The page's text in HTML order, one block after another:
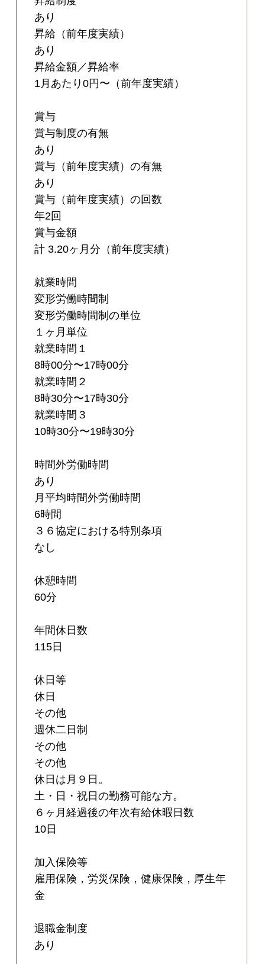
あり
昇給（前年度実績）
あり
昇給金額／昇給率
1月あたり0円〜（前年度実績）
賞与
賞与制度の有無
あり
賞与（前年度実績）の有無
あり
賞与（前年度実績）の回数
年2回
賞与金額
計 3.20ヶ月分（前年度実績）
就業時間
変形労働時間制
変形労働時間制の単位
１ヶ月単位
就業時間１
8時00分〜17時00分
就業時間２
8時30分〜17時30分
就業時間３
10時30分〜19時30分
時間外労働時間
あり
月平均時間外労働時間
6時間
３６協定における特別条項
なし
休憩時間
60分
年間休日数
115日
休日等
休日
その他
週休二日制
その他
その他
休日は月９日。
土・日・祝日の勤務可能な方。
６ヶ月経過後の年次有給休暇日数
10日
加入保険等
雇用保険，労災保険，健康保険，厚生年
金
退職金制度
あり